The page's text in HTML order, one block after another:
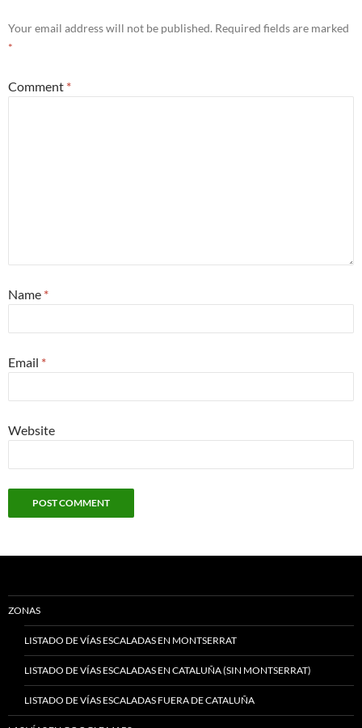
Your email address will not be published. Required fields are marked
*
Comment *
Name *
Email *
Website
ZONAS
LISTADO DE VÍAS ESCALADAS EN MONTSERRAT
LISTADO DE VÍAS ESCALADAS EN CATALUÑA (SIN MONTSERRAT)
LISTADO DE VÍAS ESCALADAS FUERA DE CATALUÑA